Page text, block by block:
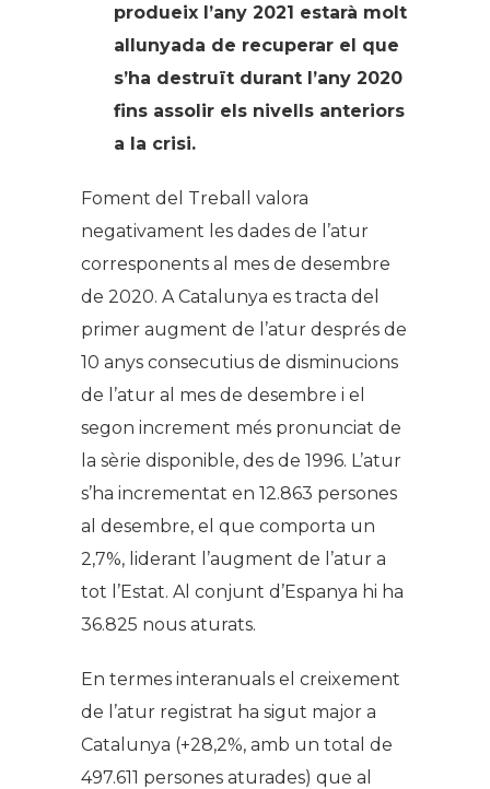
produeix l’any 2021 estarà molt
allunyada de recuperar el que
s’ha destruït durant l’any 2020
fins assolir els nivells anteriors
a la crisi.
Foment del Treball valora
negativament les dades de l’atur
corresponents al mes de desembre
de 2020. A Catalunya es tracta del
primer augment de l’atur després de
10 anys consecutius de disminucions
de l’atur al mes de desembre i el
segon increment més pronunciat de
la sèrie disponible, des de 1996. L’atur
s’ha incrementat en 12.863 persones
al desembre, el que comporta un
2,7%, liderant l’augment de l’atur a
tot l’Estat. Al conjunt d’Espanya hi ha
36.825 nous aturats.
En termes interanuals el creixement
de l’atur registrat ha sigut major a
Catalunya (+28,2%, amb un total de
497.611 persones aturades) que al